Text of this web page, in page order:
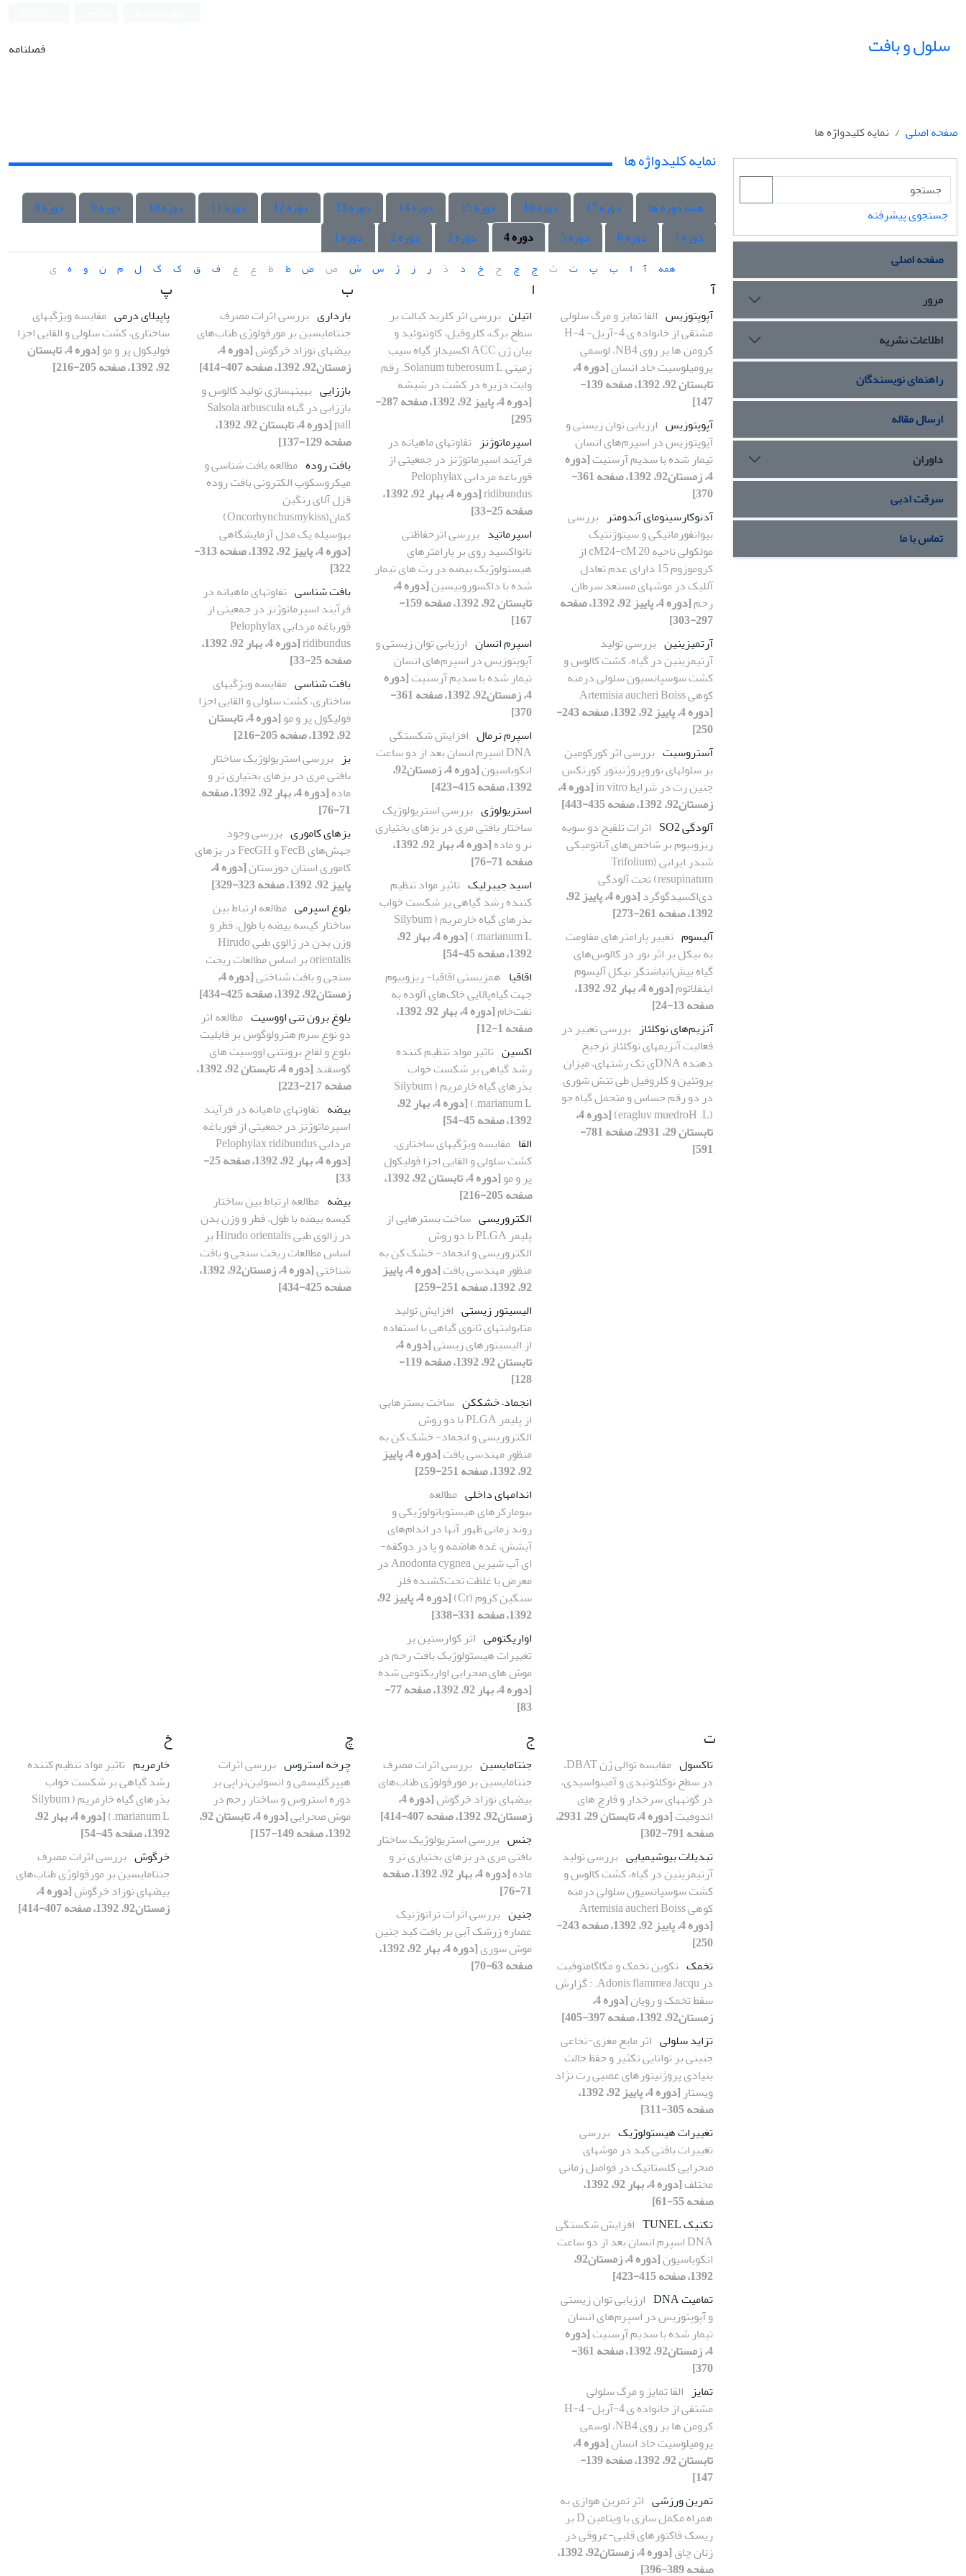
سلول و بافت فصلنامه
صفحه اصلی نمایه کلیدواژه ها
جستجوی پیشرفته
صفحه اصلی
مرور
اطلاعات نشریه
راهنمای نویسندگان
ارسال مقاله
داوران
سرقت ادبی
تماس با ما
نمایه کلیدواژه ها
همه دوره ها دوره 17 دوره 16 دوره 15 دوره 14 دوره 13 دوره 12 دوره 11 دوره 10 دوره 9
دوره 8
دوره 7
دوره 6 دوره 5 دوره 4 دوره 3 دوره 2 دوره 1
همه آ ا ب پ ت ث ج چ ح خ د ذ ر ز ژ س ش ص ض ط ظ ع غ ف ق ک گ ل م ن و ه ی
آ
آپوپتوزیس القا تمایز و مرگ سلولی
مشتقی از خانواده ی 4-آریل- 4-H
کرومن ها بر روی NB4، لوسمی
پرومیلوسیت حاد انسان
[دوره 4،
تابستان 92، 1392، صفحه 139-
147]
آپوپتوزیس ارزیابی توان زیستی و
آپوپتوزیس در اسپرم‌های انسان
تیمار شده با سدیم آرسنیت[دوره
4، زمستان92، 1392، صفحه 361-
370]
آدنوکارسینومای آندومتر بررسی
بیوانفورماتیکی و سیتوژنتیک
مولکولی ناحیه cM24-cM 20 از
کروموزوم 15 دارای عدم تعادل
آللیک در موش‏های مستعد سرطان
رحم
[دوره 4، پاییز 92، 1392، صفحه
297-303]
آرتمیزینین بررسی تولید
آرتیمزینین در گیاه، کشت کالوس و
کشت سوسپانسیون سلولی درمنه
کوهی Artemisia aucheri Boiss
[دوره 4، پاییز 92، 1392، صفحه 243-
250]
آستروسیت بررسی اثر کورکومین
بر سلول‏های نوروپروژنیتور کورتکس
جنین رت در شرایط in vitro
[دوره 4،
زمستان92، 1392، صفحه 435-443]
آلودگی SO2
اثرات تلقیح دو سویه
ریزوبیوم بر شاخص‌های آناتومیکی
شبدر ایرانی (Trifolium
resupinatum) تحت آلودگی
دی‌اکسیدگوگرد
[دوره 4، پاییز 92،
1392، صفحه 261-273]
آلیسوم تغییر پارامترهای مقاومت
به نیکل بر اثر نور در کالوس‌های
گیاه بیش‌انباشتگر نیکل آلیسوم
اینفلاتوم
[دوره 4، بهار 92، 1392،
صفحه 13-24]
آنزیم‌های نوکلئاز بررسی تغییر در
فعالیت آنزیم‏های نوکلئاز ترجیح
دهنده DNAی تک رشته‮ای، میزان
پروتئین و کلروفیل طی تنش شوری
در دو رقم حساس و متحمل گیاه جو
(L. Hordeum vulgare)[دوره 4،
تابستان 92، 1392، صفحه 187-
195]
ا
اتیلن بررسی اثر کلرید کبالت بر
سطح برگ، کلروفیل، کاوتنوئید و
بیان ژن ACC اکسیداز گیاه سیب
زمینی Solanum tuberosum L. رقم
وایت دزیره در کشت در شیشه
[دوره 4، پاییز 92، 1392، صفحه 287-
295]
اسپرماتوژنز
تفاوت‎های ماهیانه در
فرآیند اسپرماتوژنز در جمعیتی از
قورباغه مردابی Pelophylax
ridibundus
[دوره 4، بهار 92، 1392،
صفحه 25-33]
اسپرماتید بررسی اثرحفاظتی
نانواکسید روی بر پارامترهای
هیستولوژیک بیضه در رت های تیمار
شده با داکسوروبیسین
[دوره 4،
تابستان 92، 1392، صفحه 159-
167]
اسپرم انسان ارزیابی توان زیستی و
آپوپتوزیس در اسپرم‌های انسان
تیمار شده با سدیم آرسنیت[دوره
4، زمستان92، 1392، صفحه 361-
370]
اسپرم نرمال افزایش شکستگی
DNA اسپرم انسان بعد از دو ساعت
انکوباسیون
[دوره 4، زمستان92،
1392، صفحه 415-423]
استریولوژی بررسی استریولوژیک
ساختار بافتی مری در بزهای بختیاری
نر و ماده
[دوره 4، بهار 92، 1392،
صفحه 71-76]
اسید جیبرلیک تاثیر مواد تنظیم
کننده رشد گیاهی بر شکست خواب
بذرهای گیاه خارمریم ( Silybum
marianum L.)
[دوره 4، بهار 92،
1392، صفحه 45-54]
اقاقیا همزیستی اقاقیا- ریزوبیوم
جهت گیاه‌پالایی خاک‌های آلوده به
نفت‌خام
[دوره 4، بهار 92، 1392،
صفحه 1-12]
اکسین تاثیر مواد تنظیم کننده
رشد گیاهی بر شکست خواب
بذرهای گیاه خارمریم ( Silybum
marianum L.)
[دوره 4، بهار 92،
1392، صفحه 45-54]
القا مقایسه ویژگی‏های ساختاری،
کشت سلولی و القایی اجزا فولیکول
پر و مو
[دوره 4، تابستان 92، 1392،
صفحه 205-216]
الکتروریسی ساخت بسترهایی از
پلیمر PLGA با دو روش
الکتروریسی و انجماد- خشک کن به
منظور مهندسی بافت
[دوره 4، پاییز
92، 1392، صفحه 251-259]
الیسیتور زیستی افزایش تولید
متابولیت‎های ثانوی گیاهی با استفاده
از الیسیتورهای زیستی
[دوره 4،
تابستان 92، 1392، صفحه 119-
128]
انجماد– خشک‏کن ساخت بسترهایی
از پلیمر PLGA با دو روش
الکتروریسی و انجماد- خشک کن به
منظور مهندسی بافت
[دوره 4، پاییز
92، 1392، صفحه 251-259]
اندام‏های داخلی مطالعه
بیومارکرهای هیستوپاتولوژیکی و
روند زمانی ظهور آن‏ها در اندام‌های
آبشش، غده هاضمه و پا در دوکفه-
ای آب شیرین Anodonta cygnea در
معرض با غلظت‌ تحت‌کشنده فلز
سنگین کروم (Cr)
[دوره 4، پاییز 92،
1392، صفحه 331-338]
اواریکتومی اثر کوارستین بر
تغییرات هیستولوژیک بافت رحم در
موش های صحرایی اواریکتومی شده
[دوره 4، بهار 92، 1392، صفحه 77-
83]
ب
بارداری بررسی اثرات مصرف
جنتامایسین بر مورفولوژی طناب‌های
بیضه‎ای نوزاد خرگوش
[دوره 4،
زمستان92، 1392، صفحه 407-414]
باززایی
بهینه‎سازی تولید کالوس و
باززایی در گیاه Salsola arbuscula
pall
[دوره 4، تابستان 92، 1392،
صفحه 129-137]
بافت روده مطالعه بافت شناسی و
میکروسکوپ الکترونی بافت روده
قزل آلای رنگین
کمان(Oncorhynchusmykiss)
به‏وسیله یک مدل آزمایشگاهی
[دوره 4، پاییز 92، 1392، صفحه 313-
322]
بافت شناسی
تفاوت‎های ماهیانه در
فرآیند اسپرماتوژنز در جمعیتی از
قورباغه مردابی Pelophylax
ridibundus
[دوره 4، بهار 92، 1392،
صفحه 25-33]
بافت شناسی مقایسه ویژگی‏های
ساختاری، کشت سلولی و القایی اجزا
فولیکول پر و مو
[دوره 4، تابستان
92، 1392، صفحه 205-216]
بز بررسی استریولوژیک ساختار
بافتی مری در بزهای بختیاری نر و
ماده
[دوره 4، بهار 92، 1392، صفحه
71-76]
بزهای کاموری بررسی وجود
جهش‌های FecB و FecGH در بزهای
کاموری استان خوزستان
[دوره 4،
پاییز 92، 1392، صفحه 323-329]
بلوغ اسپرمی مطالعه ارتباط بین
ساختار کیسه بیضه با طول، قطر و
وزن بدن در زالوی طبی Hirudo
orientalis بر اساس مطالعات ریخت
سنجی و بافت شناختی
[دوره 4،
زمستان92، 1392، صفحه 425-434]
بلوغ برون تنی اووسیت مطالعه اثر
دو نوع سرم هترولوگوس بر قابلیت
بلوغ و لقاح برون‏تنی اووسیت های
گوسفند
[دوره 4، تابستان 92، 1392،
صفحه 217-223]
بیضه
تفاوت‎های ماهیانه در فرآیند
اسپرماتوژنز در جمعیتی از قورباغه
مردابی Pelophylax ridibundus
[دوره 4، بهار 92، 1392، صفحه 25-
33]
بیضه مطالعه ارتباط بین ساختار
کیسه بیضه با طول، قطر و وزن بدن
در زالوی طبی Hirudo orientalis بر
اساس مطالعات ریخت سنجی و بافت
شناختی
[دوره 4، زمستان92، 1392،
صفحه 425-434]
پ
پاپیلای درمی مقایسه ویژگی‏های
ساختاری، کشت سلولی و القایی اجزا
فولیکول پر و مو
[دوره 4، تابستان
92، 1392، صفحه 205-216]
ت
تاکسول
مقایسه توالی ژن DBAT،
در سطح نوکلئوتیدی و آمینواسیدی،
در گونه‮های سرخدار و قارچ های
اندوفیت[دوره 4، تابستان 92، 1392،
صفحه 197-203]
تبدیلات بیوشیمیایی بررسی تولید
آرتیمزینین در گیاه، کشت کالوس و
کشت سوسپانسیون سلولی درمنه
کوهی Artemisia aucheri Boiss
[دوره 4، پاییز 92، 1392، صفحه 243-
250]
تخمک تکوین تخمک و مگاگامتوفیت
در Adonis flammea Jacqu. : گزارش
سقط تخمک و رویان
[دوره 4،
زمستان92، 1392، صفحه 397-405]
تزاید سلولی اثر مایع مغزی-نخاعی
جنینی بر توانایی تکثیر و حفظ حالت
بنیادی پروژنیتورهای عصبی رت نژاد
ویستار
[دوره 4، پاییز 92، 1392،
صفحه 305-311]
تغییرات هیستولوژیک بررسی
تغییرات بافتی کبد در موش‎های
صحرایی کلستاتیک در فواصل زمانی
مختلف
[دوره 4، بهار 92، 1392،
صفحه 55-61]
تکنیک TUNEL
افزایش شکستگی
DNA اسپرم انسان بعد از دو ساعت
انکوباسیون
[دوره 4، زمستان92،
1392، صفحه 415-423]
تمامیت DNA
ارزیابی توان زیستی
و آپوپتوزیس در اسپرم‌های انسان
تیمار شده با سدیم آرسنیت[دوره
4، زمستان92، 1392، صفحه 361-
370]
تمایز القا تمایز و مرگ سلولی
مشتقی از خانواده ی 4-آریل- 4-H
کرومن ها بر روی NB4، لوسمی
پرومیلوسیت حاد انسان
[دوره 4،
تابستان 92، 1392، صفحه 139-
147]
تمرین ورزشی اثر تمرین هوازی به
همراه مکمل سازی با ویتامین D بر
ریسک فاکتورهای قلبی-عروقی در
زنان چاق
[دوره 4، زمستان92، 1392،
صفحه 389-396]
ج
جنتامایسین بررسی اثرات مصرف
جنتامایسین بر مورفولوژی طناب‌های
بیضه‎ای نوزاد خرگوش
[دوره 4،
زمستان92، 1392، صفحه 407-414]
جنس بررسی استریولوژیک ساختار
بافتی مری در بزهای بختیاری نر و
ماده
[دوره 4، بهار 92، 1392، صفحه
71-76]
جنین بررسی اثرات تراتوژنیک
عصاره زرشک آبی بر بافت کبد جنین
موش سوری
[دوره 4، بهار 92، 1392،
صفحه 63-70]
چ
چرخه استروس بررسی اثرات
هیپرگلیسمی و انسولین‌تراپی بر
دوره استروس و ساختار رحم در
موش‌ صحرایی
[دوره 4، تابستان 92،
1392، صفحه 149-157]
خ
خارمریم تاثیر مواد تنظیم کننده
رشد گیاهی بر شکست خواب
بذرهای گیاه خارمریم ( Silybum
marianum L.)
[دوره 4، بهار 92،
1392، صفحه 45-54]
خرگوش بررسی اثرات مصرف
جنتامایسین بر مورفولوژی طناب‌های
بیضه‎ای نوزاد خرگوش
[دوره 4،
زمستان92، 1392، صفحه 407-414]